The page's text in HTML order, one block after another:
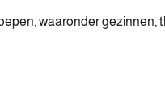
waaronder gezinnen,